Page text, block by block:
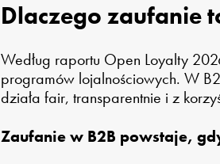
Dlaczego zaufanie
Według raportu Open Loyalty
programów lojalnościowych. W
działa fair, transparentnie i z
Zaufanie w B2B powstaje,